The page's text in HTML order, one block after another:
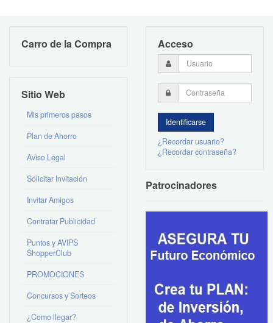
Carro de la Compra
Sitio Web
Mis primeros pasos
Plan de Ahorro
Aviso Legal
Solicitar Invitación
Invitar Amigos
Contratar Publicidad
Puntos y AVIPS
ShopperClub
PROMOCIONES
Concursos y Sorteos
¿Como llegar?
Acceso
¿Recordar usuario?
¿Recordar contraseña?
Patrocinadores